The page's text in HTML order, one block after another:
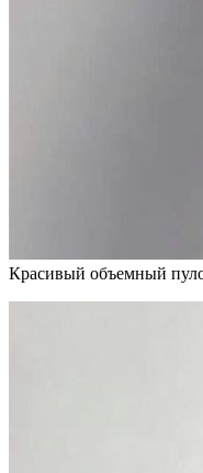
Красивый объемный